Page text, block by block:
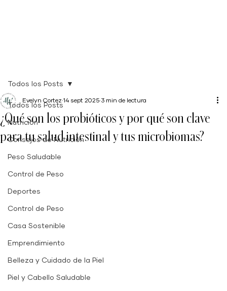
Todos los Posts
Nutrición
Consejos de Nutrición
Peso Saludable
Control de Peso
Deportes
Control de Peso
Casa Sostenible
Emprendimiento
Belleza y Cuidado de la Piel
Piel y Cabello Saludable
Todos los Posts
¿Qué son los probióticos y por qué son clave
para tu salud intestinal y tus microbiomas?
Evelyn Cortez 14 sept 2025 3 min de lectura